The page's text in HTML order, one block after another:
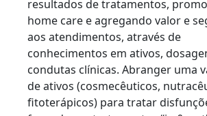
resultados de tratamentos,
home care e agregando valor e
aos atendimentos, através de
conhecimentos em ativos,
condutas clínicas. Abranger uma
de ativos (cosmecêuticos,
fitoterápicos) para tratar